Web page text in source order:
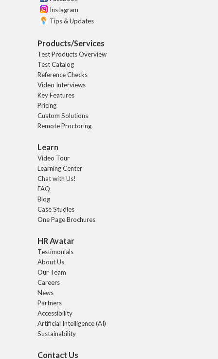
Instagram
Tips & Updates
Products/Services
Test Products Overview
Test Catalog
Reference Checks
Video Interviews
Key Features
Pricing
Custom Solutions
Remote Proctoring
Learn
Video Tour
Learning Center
Chat with Us!
FAQ
Blog
Case Studies
One Page Brochures
HR Avatar
Testimonials
About Us
Our Team
Careers
News
Partners
Accessibility
Artificial Intelligence (AI)
Sustainability
Contact Us